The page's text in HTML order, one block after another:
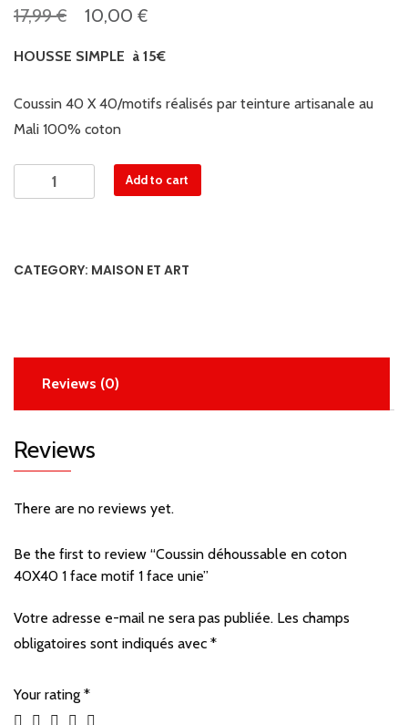
17,99€ 10,00 €
HOUSSE SIMPLE à 15€
Coussin 40 X 40/motifs réalisés par teinture artisanale au
Mali 100% coton
Coussin
déhoussable
40X40
quantity
Add to cart
CATEGORY: MAISON ET ART
Reviews (0)
Reviews
There are no reviews yet.
Be the first to review “Coussin déhoussable en coton
40X40 1 face motif 1 face unie”
Votre adresse e-mail ne sera pas publiée. Les champs
obligatoires sont indiqués avec *
Your rating *